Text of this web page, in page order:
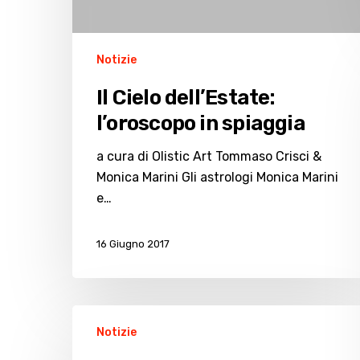
Notizie
Il Cielo dell’Estate:
l’oroscopo in spiaggia
a cura di Olistic Art Tommaso Crisci &
Monica Marini Gli astrologi Monica Marini
e…
16 Giugno 2017
Notizie